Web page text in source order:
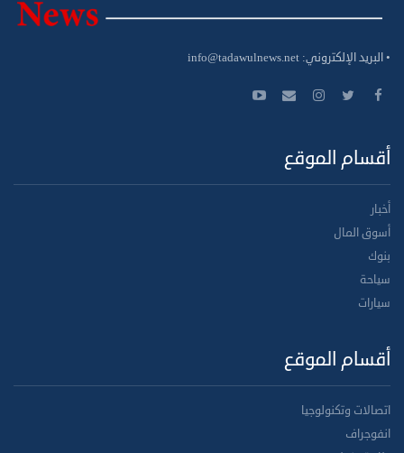
• البريد الإلكتروني: info@tadawulnews.net
أقسام الموقع
أخبار
أسوق المال
بنوك
سياحة
سيارات
أقسام الموقع
اتصالات وتكنولوجيا
انفوجراف